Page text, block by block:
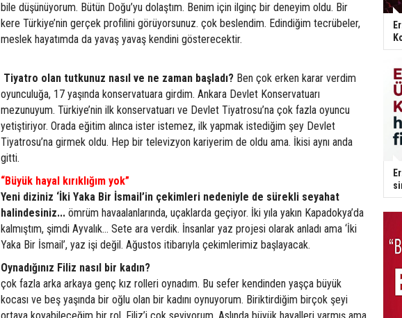
bile düşünüyorum. Bütün Doğu’yu dolaştım. Benim için ilginç bir deneyim oldu. Bir
kere Türkiye’nin gerçek profilini görüyorsunuz. çok beslendim. Edindiğim tecrübeler,
meslek hayatımda da yavaş yavaş kendini gösterecektir.
Tiyatro olan tutkunuz nasıl ve ne zaman başladı? Ben çok erken karar verdim
oyunculuğa, 17 yaşında konservatuara girdim. Ankara Devlet Konservatuarı
mezunuyum. Türkiye’nin ilk konservatuarı ve Devlet Tiyatrosu’na çok fazla oyuncu
yetiştiriyor. Orada eğitim alınca ister istemez, ilk yapmak istediğim şey Devlet
Tiyatrosu’na girmek oldu. Hep bir televizyon kariyerim de oldu ama. İkisi aynı anda
gitti.
“Büyük hayal kırıklığım yok”
Yeni diziniz ‘İki Yaka Bir İsmail’in çekimleri nedeniyle de sürekli seyahat
halindesiniz... ömrüm havaalanlarında, uçaklarda geçiyor. İki yıla yakın Kapadokya’da
kalmıştım, şimdi Ayvalık... Sete ara verdik. İnsanlar yaz projesi olarak anladı ama ‘İki
Yaka Bir İsmail’, yaz işi değil. Ağustos itibarıyla çekimlerimiz başlayacak.
Oynadığınız Filiz nasıl bir kadın?
çok fazla arka arkaya genç kız rolleri oynadım. Bu sefer kendinden yaşça büyük
kocası ve beş yaşında bir oğlu olan bir kadını oynuyorum. Biriktirdiğim birçok şeyi